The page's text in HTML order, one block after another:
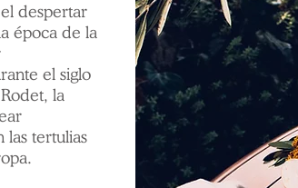
despertar
época de la
el siglo
la
las tertulias